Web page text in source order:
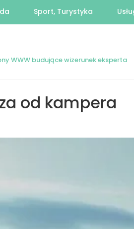
Sport, Turystyka
WWW budujące wizerunek eksperta
od kampera